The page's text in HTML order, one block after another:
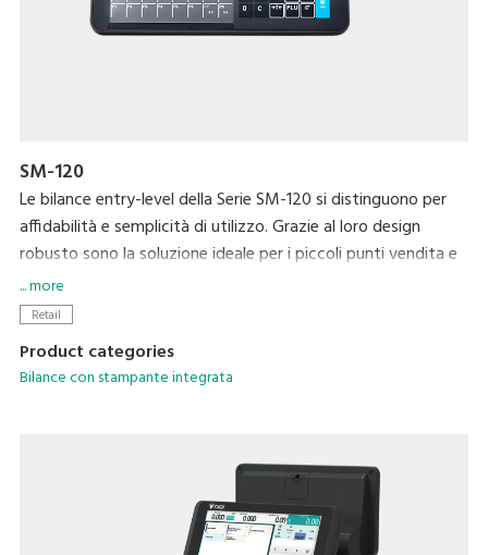
SM-120
Le bilance entry-level della Serie SM-120 si distinguono per
affidabilità e semplicità di utilizzo. Grazie al loro design
robusto sono la soluzione ideale per i piccoli punti vendita e
per i supermercati per le operazioni di peso-prezzatura o
come modelli di bilance da banco per i clienti che non
... more
Retail
Product categories
Bilance con stampante integrata